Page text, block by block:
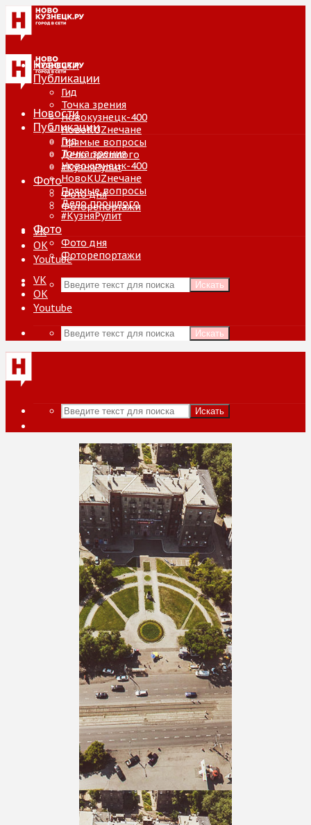
Новости
Публикации
Гид
Точка зрения
Новокузнецк-400
НовоKUZнечане
Прямые вопросы
Дело прошлого
#КузняРулит
Фото
Фото дня
Фоторепортажи
VK
ОК
Youtube
Искать
Новости
Публикации
Гид
Точка зрения
Новокузнецк-400
НовоKUZнечане
Прямые вопросы
Дело прошлого
#КузняРулит
Фото
Фото дня
Фоторепортажи
VK
ОК
Youtube
Искать
Искать